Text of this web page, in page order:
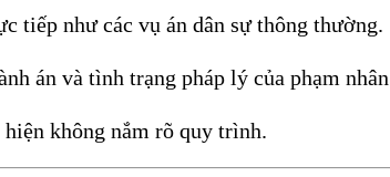
tiếp như các vụ án dân sự thông thường.
án và tình trạng pháp lý của phạm
không nắm rõ quy trình.